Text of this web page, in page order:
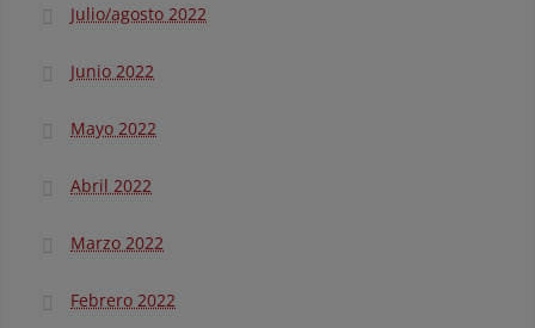
Julio/agosto 2022
Junio 2022
Mayo 2022
Abril 2022
Marzo 2022
Febrero 2022